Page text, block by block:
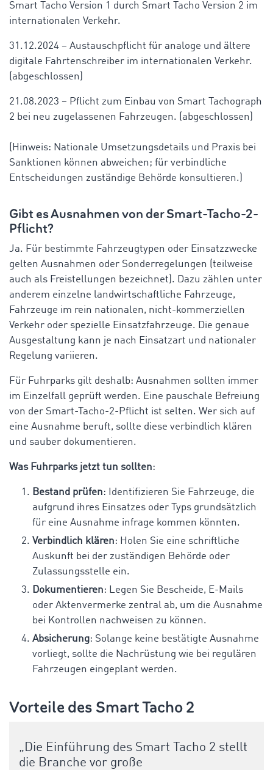
Smart Tacho Version 1 durch Smart Tacho Version 2 im
internationalen Verkehr.
31.12.2024 – Austauschpflicht für analoge und ältere
digitale Fahrtenschreiber im internationalen Verkehr.
(abgeschlossen)
21.08.2023 – Pflicht zum Einbau von Smart Tachograph
2 bei neu zugelassenen Fahrzeugen. (abgeschlossen)
(Hinweis: Nationale Umsetzungsdetails und Praxis bei
Sanktionen können abweichen; für verbindliche
Entscheidungen zuständige Behörde konsultieren.)
Gibt es Ausnahmen von der Smart-Tacho-2-
Pflicht?
Ja. Für bestimmte Fahrzeugtypen oder Einsatzzwecke
gelten Ausnahmen oder Sonderregelungen (teilweise
auch als Freistellungen bezeichnet). Dazu zählen unter
anderem einzelne landwirtschaftliche Fahrzeuge,
Fahrzeuge im rein nationalen, nicht-kommerziellen
Verkehr oder spezielle Einsatzfahrzeuge. Die genaue
Ausgestaltung kann je nach Einsatzart und nationaler
Regelung variieren.
Für Fuhrparks gilt deshalb: Ausnahmen sollten immer
im Einzelfall geprüft werden. Eine pauschale Befreiung
von der Smart-Tacho-2-Pflicht ist selten. Wer sich auf
eine Ausnahme beruft, sollte diese verbindlich klären
und sauber dokumentieren.
Was Fuhrparks jetzt tun sollten:
Bestand prüfen: Identifizieren Sie Fahrzeuge, die
aufgrund ihres Einsatzes oder Typs grundsätzlich
für eine Ausnahme infrage kommen könnten.
Verbindlich klären: Holen Sie eine schriftliche
Auskunft bei der zuständigen Behörde oder
Zulassungsstelle ein.
Dokumentieren: Legen Sie Bescheide, E-Mails
oder Aktenvermerke zentral ab, um die Ausnahme
bei Kontrollen nachweisen zu können.
Absicherung: Solange keine bestätigte Ausnahme
vorliegt, sollte die Nachrüstung wie bei regulären
Fahrzeugen eingeplant werden.
Vorteile des Smart Tacho 2
„Die Einführung des Smart Tacho 2 stellt
die Branche vor große